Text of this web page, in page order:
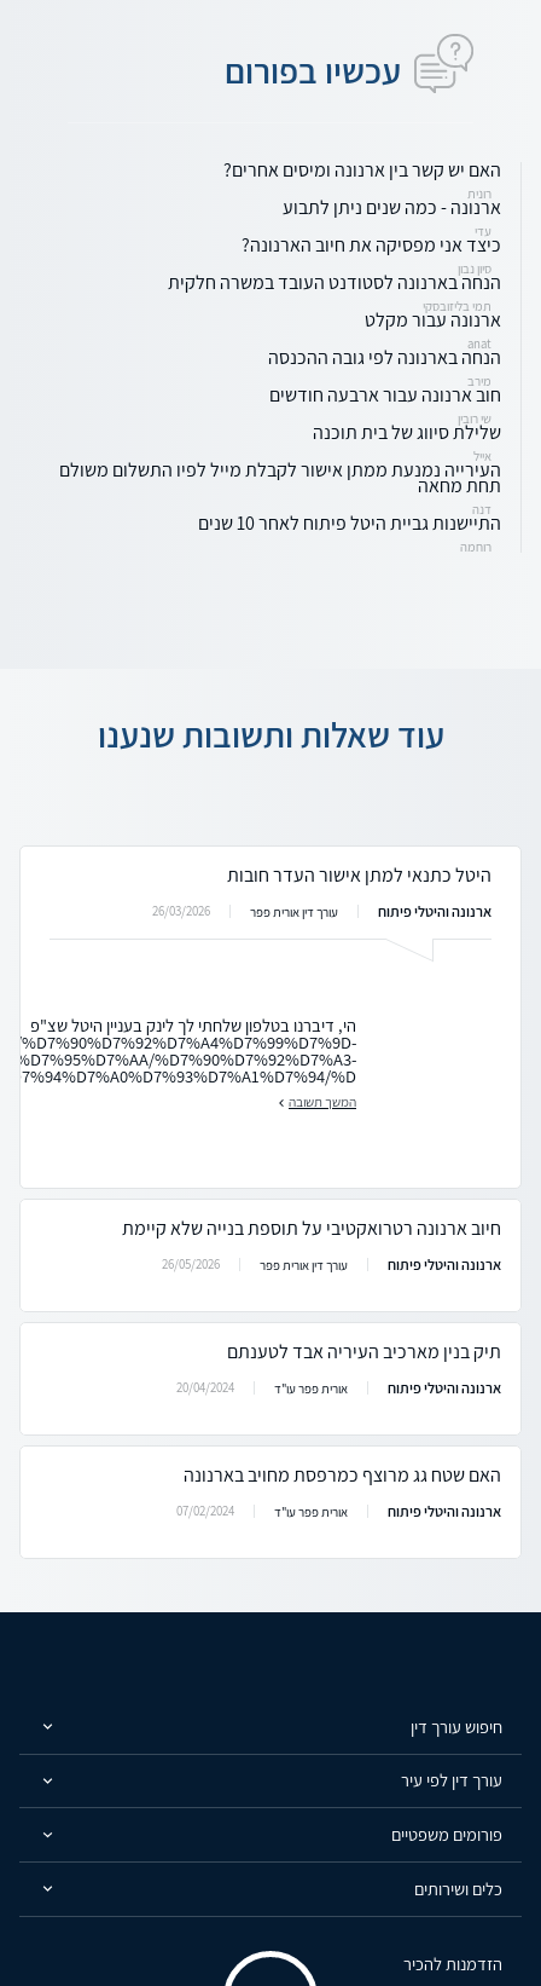
עכשיו בפורום
האם יש קשר בין ארנונה ומיסים אחרים?
רונית
ארנונה - כמה שנים ניתן לתבוע
עדי
כיצד אני מפסיקה את חיוב הארנונה?
סיון נבון
הנחה בארנונה לסטודנט העובד במשרה חלקית
תמי בליזובסקי
ארנונה עבור מקלט
anat
הנחה בארנונה לפי גובה ההכנסה
מירב
חוב ארנונה עבור ארבעה חודשים
שי רובין
שלילת סיווג של בית תוכנה
אייל
העירייה נמנעת ממתן אישור לקבלת מייל לפיו התשלום משולם
תחת מחאה
דנה
התיישנות גביית היטל פיתוח לאחר 10 שנים
רוחמה
עוד שאלות ותשובות שנענו
היטל כתנאי למתן אישור העדר חובות
ארנונה והיטלי פיתוח עורך דין אורית פפר 26/03/2026
הי, דיברנו בטלפון שלחתי לך לינק בעניין היטל שצ"פ
%D7%90%D7%92%D7%A3-
%D...
המשך תשובה
חיוב ארנונה רטרואקטיבי על תוספת בנייה שלא קיימת
ארנונה והיטלי פיתוח עורך דין אורית פפר 26/05/2026
תיק בנין מארכיב העיריה אבד לטענתם
ארנונה והיטלי פיתוח אורית פפר עו"ד 20/04/2024
האם שטח גג מרוצף כמרפסת מחויב בארנונה
ארנונה והיטלי פיתוח אורית פפר עו"ד 07/02/2024
חיפוש עורך דין
עורך דין לפי עיר
פורומים משפטיים
כלים ושירותים
הזדמנות להכיר